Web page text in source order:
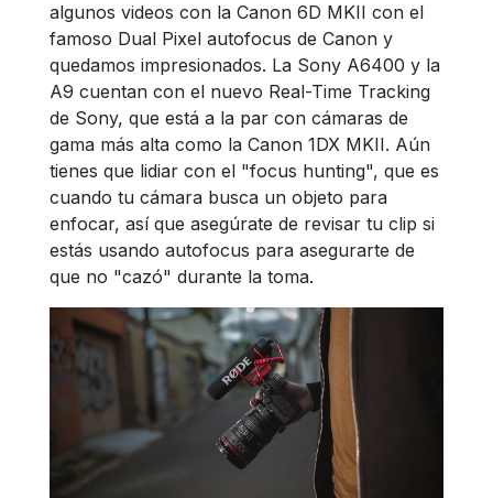
algunos videos con la Canon 6D MKII con el
famoso Dual Pixel autofocus de Canon y
quedamos impresionados. La Sony A6400 y la
A9 cuentan con el nuevo Real-Time Tracking
de Sony, que está a la par con cámaras de
gama más alta como la Canon 1DX MKII. Aún
tienes que lidiar con el "focus hunting", que es
cuando tu cámara busca un objeto para
enfocar, así que asegúrate de revisar tu clip si
estás usando autofocus para asegurarte de
que no "cazó" durante la toma.